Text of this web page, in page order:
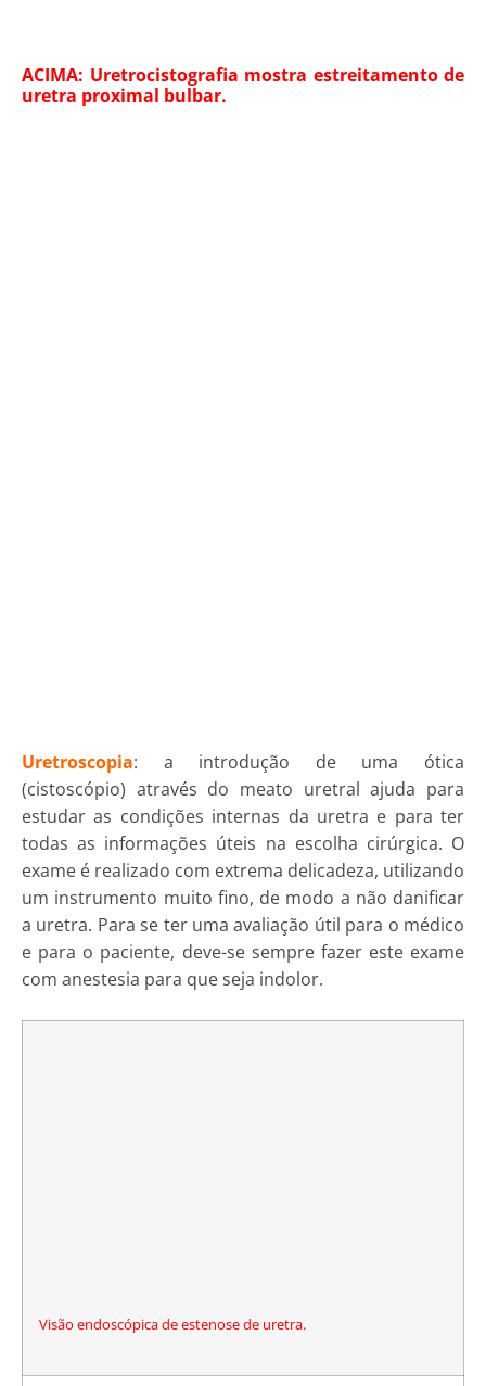
ACIMA: Uretrocistografia mostra estreitamento de
uretra proximal bulbar.
Uretroscopia: a introdução de uma ótica
(cistoscópio) através do meato uretral ajuda para
estudar as condições internas da uretra e para ter
todas as informações úteis na escolha cirúrgica. O
exame é realizado com extrema delicadeza, utilizando
um instrumento muito fino, de modo a não danificar
a uretra. Para se ter uma avaliação útil para o médico
e para o paciente, deve-se sempre fazer este exame
com anestesia para que seja indolor.
Visão endoscópica de estenose de uretra.